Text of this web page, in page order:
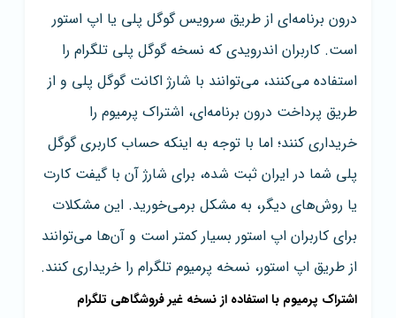
درون برنامه‌ای از طریق سرویس گوگل پلی یا اپ استور
است. کاربران اندرویدی که نسخه گوگل پلی تلگرام را
استفاده می‌کنند، می‌توانند با شارژ اکانت گوگل پلی و از
طریق پرداخت درون برنامه‌ای،‌ اشتراک پرمیوم را
خریداری کنند؛ اما با توجه به اینکه حساب کاربری گوگل
پلی شما در ایران ثبت شده، برای شارژ آن با گیفت کارت
یا روش‌های دیگر، به مشکل برمی‌خورید. این مشکلات
برای کاربران اپ استور بسیار کمتر است و آن‌ها می‌توانند
از طریق اپ استور، نسخه پرمیوم تلگرام را خریداری کنند.
اشتراک پرمیوم با استفاده از نسخه غیر فروشگاهی تلگرام